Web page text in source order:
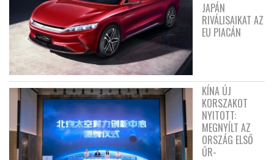
JAPÁN
RIVÁLISAIKAT AZ
EU PIACÁN
KÍNA ÚJ
KORSZAKOT
NYITOTT:
MEGNYÍLT AZ
ORSZÁG ELSŐ
ŰR-